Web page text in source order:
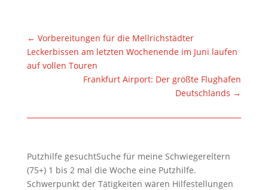
← Vorbereitungen für die Mellrichstädter
Leckerbissen am letzten Wochenende im Juni laufen
auf vollen Touren
Frankfurt Airport: Der größte Flughafen
Deutschlands →
Putzhilfe gesuchtSuche für meine Schwiegereltern
(75+) 1 bis 2 mal die Woche eine Putzhilfe.
Schwerpunkt der Tätigkeiten wären Hilfestellungen